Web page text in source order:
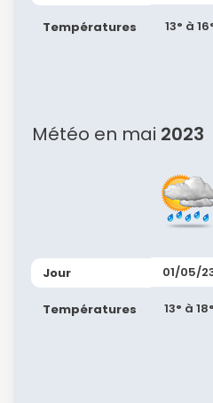
Températures 13° à
Météo en mai 2023
Jour
Températures
01/05/
13° à 18°
Continuer
ou connectez-